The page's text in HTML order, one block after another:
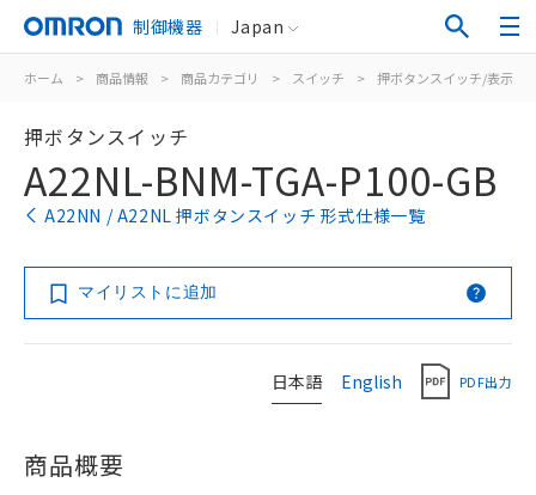
制御機器 Japan
ホーム > 商品情報 > 商品カテゴリ > スイッチ > 押ボタンスイッチ/表示灯
押ボタンスイッチ
A22NL-BNM-TGA-P100-GB
A22NN / A22NL 押ボタンスイッチ 形式仕様一覧
マイリストに追加
日本語 English PDF出力
商品概要